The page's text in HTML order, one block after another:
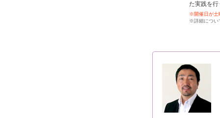
た実践を行
※開催日が土
※詳細につい